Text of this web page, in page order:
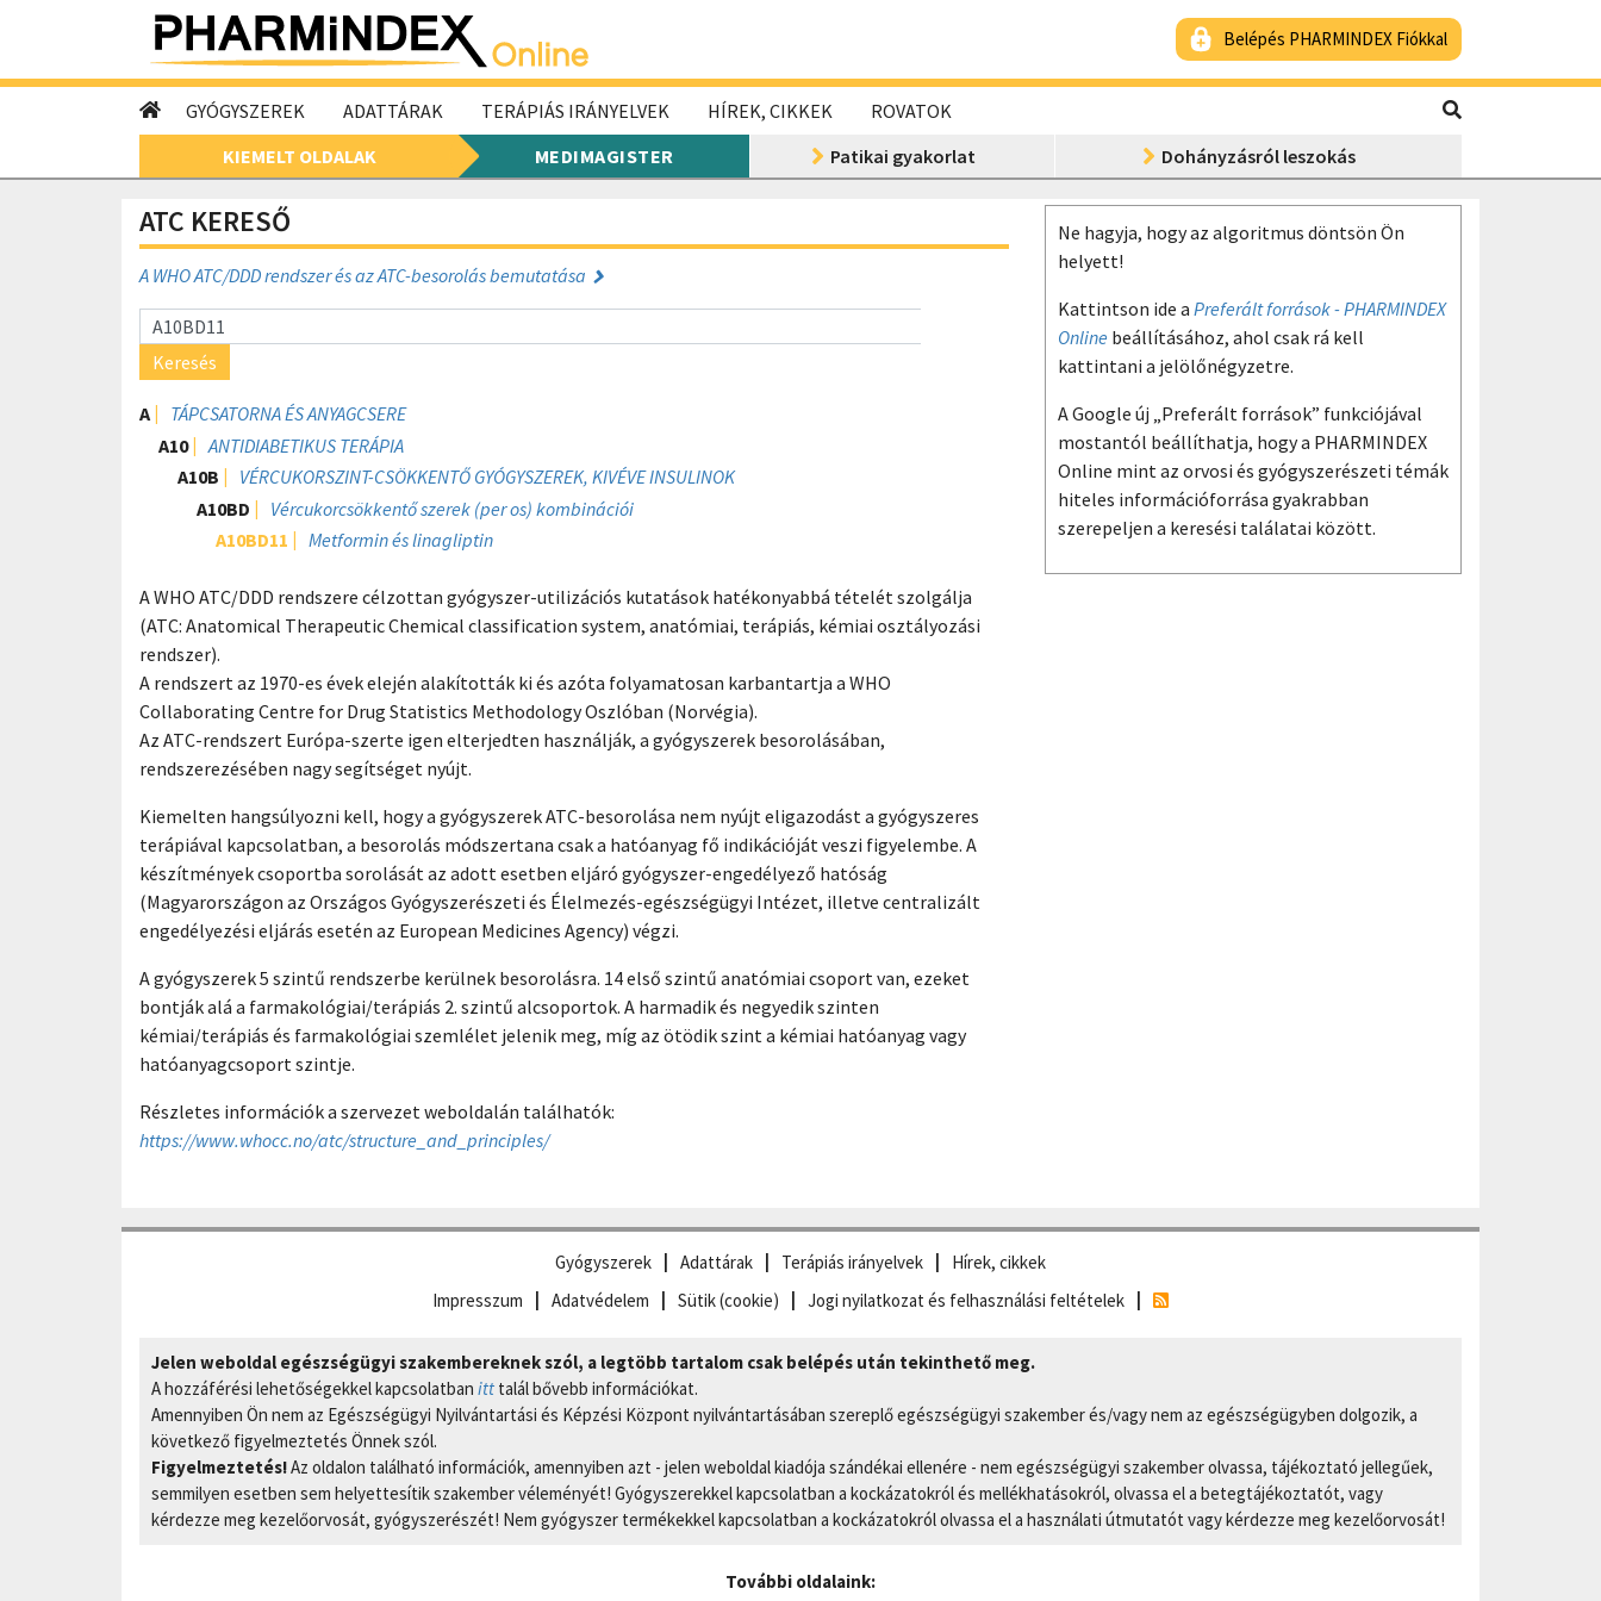
Belépés PHARMINDEX Fiókkal
GYÓGYSZEREK ADATTÁRAK TERÁPIÁS IRÁNYELVEK HÍREK, CIKKEK
ROVATOK
KIEMELT OLDALAK
MEDIMAGISTER Patikai gyakorlat Dohányzásról leszokás
ATC KERESŐ
A WHO ATC/DDD rendszer és az ATC-besorolás bemutatása
Keresés
A
TÁPCSATORNA ÉS ANYAGCSERE
A10
ANTIDIABETIKUS TERÁPIA
A10B
VÉRCUKORSZINT-CSÖKKENTŐ GYÓGYSZEREK, KIVÉVE INSULINOK
A10BD
Vércukorcsökkentő szerek (per os) kombinációi
A10BD11
Metformin és linagliptin
A WHO ATC/DDD rendszere célzottan gyógyszer-utilizációs kutatások hatékonyabbá tételét szolgálja
(ATC: Anatomical Therapeutic Chemical classification system, anatómiai, terápiás, kémiai osztályozási
rendszer).
A rendszert az 1970-es évek elején alakították ki és azóta folyamatosan karbantartja a WHO
Collaborating Centre for Drug Statistics Methodology Oszlóban (Norvégia).
Az ATC-rendszert Európa-szerte igen elterjedten használják, a gyógyszerek besorolásában,
rendszerezésében nagy segítséget nyújt.
Kiemelten hangsúlyozni kell, hogy a gyógyszerek ATC-besorolása nem nyújt eligazodást a gyógyszeres
terápiával kapcsolatban, a besorolás módszertana csak a hatóanyag fő indikációját veszi figyelembe. A
készítmények csoportba sorolását az adott esetben eljáró gyógyszer-engedélyező hatóság
(Magyarországon az Országos Gyógyszerészeti és Élelmezés-egészségügyi Intézet, illetve centralizált
engedélyezési eljárás esetén az European Medicines Agency) végzi.
A gyógyszerek 5 szintű rendszerbe kerülnek besorolásra. 14 első szintű anatómiai csoport van, ezeket
bontják alá a farmakológiai/terápiás 2. szintű alcsoportok. A harmadik és negyedik szinten
kémiai/terápiás és farmakológiai szemlélet jelenik meg, míg az ötödik szint a kémiai hatóanyag vagy
hatóanyagcsoport szintje.
Részletes információk a szervezet weboldalán találhatók:
https://www.whocc.no/atc/structure_and_principles/
Ne hagyja, hogy az algoritmus döntsön Ön
helyett!
Kattintson ide a Preferált források - PHARMINDEX
Online beállításához, ahol csak rá kell
kattintani a jelölőnégyzetre.
A Google új „Preferált források” funkciójával
mostantól beállíthatja, hogy a PHARMINDEX
Online mint az orvosi és gyógyszerészeti témák
hiteles információforrása gyakrabban
szerepeljen a keresési találatai között.
Gyógyszerek Adattárak Terápiás irányelvek
Hírek, cikkek
Impresszum
Adatvédelem Sütik (cookie) Jogi nyilatkozat és felhasználási feltételek
Jelen weboldal egészségügyi szakembereknek szól, a legtöbb tartalom csak belépés után tekinthető meg.
A hozzáférési lehetőségekkel kapcsolatban itt talál bővebb információkat.
Amennyiben Ön nem az Egészségügyi Nyilvántartási és Képzési Központ nyilvántartásában szereplő egészségügyi szakember és/vagy nem az egészségügyben dolgozik, a
következő figyelmeztetés Önnek szól.
Figyelmeztetés!Az oldalon található információk, amennyiben azt - jelen weboldal kiadója szándékai ellenére - nem egészségügyi szakember olvassa, tájékoztató jellegűek,
semmilyen esetben sem helyettesítik szakember véleményét! Gyógyszerekkel kapcsolatban a kockázatokról és mellékhatásokról, olvassa el a betegtájékoztatót, vagy
kérdezze meg kezelőorvosát, gyógyszerészét! Nem gyógyszer termékekkel kapcsolatban a kockázatokról olvassa el a használati útmutatót vagy kérdezze meg kezelőorvosát!
További oldalaink: